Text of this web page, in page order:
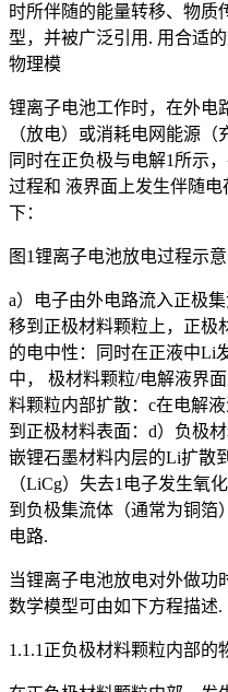
时所伴随的能量转移、物质
型，并被广泛引用. 用合适
物理模
锂离子电池工作时，在外电
（放电）或消耗电网能源（
同时在正负极与电解1所示
过程和 液界面上发生伴随
下：
图1锂离子电池放电过程示意
a）电子由外电路流入正极
移到正极材料颗粒上，正极
的电中性：同时在正液中Li
中， 极材料颗粒/电解液界
料颗粒内部扩散：c在电解
到正极材料表面：d）负极
嵌锂石墨材料内层的Li扩散
（LiCg）失去1电子发生氧
到负极集流体（通常为铜箔
电路.
当锂离子电池放电对外做功
数学模型可由如下方程描述.
1.1.1正负极材料颗粒内部的